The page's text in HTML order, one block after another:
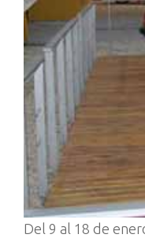
Del 9 al 18 de